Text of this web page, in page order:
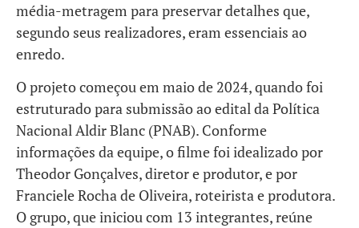
média-metragem para preservar detalhes que,
segundo seus realizadores, eram essenciais ao
enredo.
O projeto começou em maio de 2024, quando foi
estruturado para submissão ao edital da Política
Nacional Aldir Blanc (PNAB). Conforme
informações da equipe, o filme foi idealizado por
Theodor Gonçalves, diretor e produtor, e por
Franciele Rocha de Oliveira, roteirista e produtora.
O grupo, que iniciou com 13 integrantes, reúne